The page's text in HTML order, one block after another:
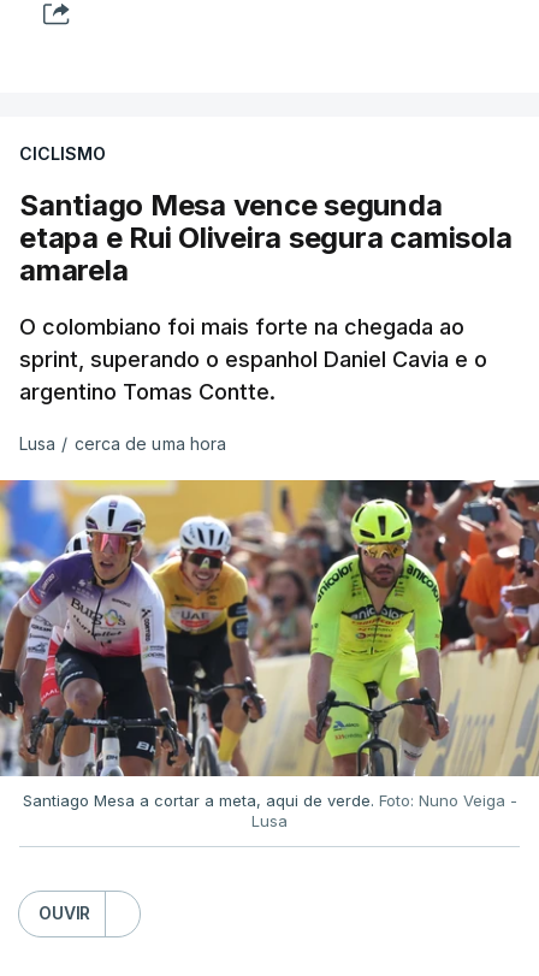
CICLISMO
Santiago Mesa vence segunda
etapa e Rui Oliveira segura camisola
amarela
O colombiano foi mais forte na chegada ao
sprint, superando o espanhol Daniel Cavia e o
argentino Tomas Contte.
Lusa / cerca de uma hora
Santiago Mesa a cortar a meta, aqui de verde. Foto: Nuno Veiga -
Lusa
OUVIR